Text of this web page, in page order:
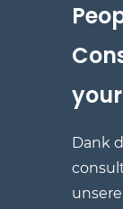
your
Dank